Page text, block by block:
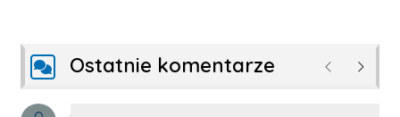
Ostatnie komentarze Poprzednie